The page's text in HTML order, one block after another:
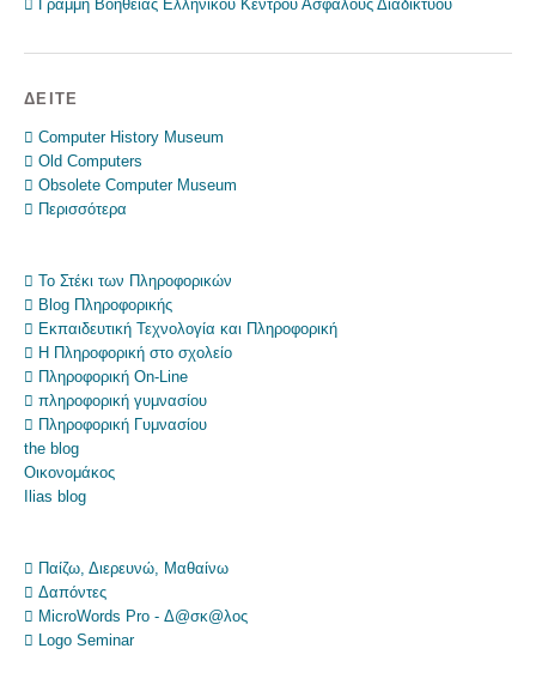
 Γραμμή Βοήθειας Ελληνικού Κέντρου Ασφαλούς Διαδικτύου
ΔΕΊΤΕ
 Computer History Museum
 Old Computers
 Obsolete Computer Museum
 Περισσότερα
 Το Στέκι των Πληροφορικών
 Blog Πληροφορικής
 Εκπαιδευτική Τεχνολογία και Πληροφορική
 Η Πληροφορική στο σχολείο
 Πληροφορική On-Line
 πληροφορική γυμνασίου
 Πληροφορική Γυμνασίου
the blog
Οικονομάκος
Ilias blog
 Παίζω, Διερευνώ, Μαθαίνω
 Δαπόντες
 MicroWords Pro - Δ@σκ@λος
 Logo Seminar